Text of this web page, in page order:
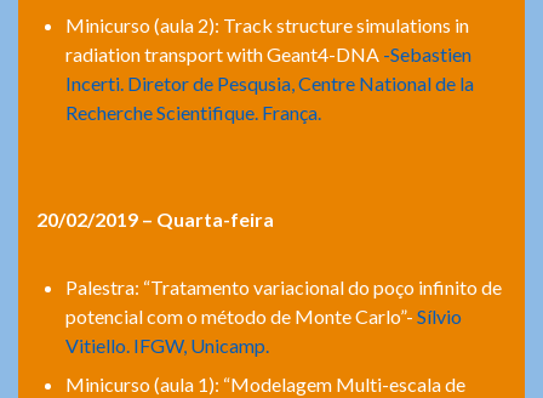
Minicurso (aula 2): Track structure simulations in
radiation transport with Geant4-DNA -Sebastien
Incerti. Diretor de Pesqusia, Centre National de la
Recherche Scientifique. França.
20/02/2019 – Quarta-feira
Palestra: “Tratamento variacional do poço infinito de
potencial com o método de Monte Carlo”- Sílvio
Vitiello. IFGW, Unicamp.
Minicurso (aula 1): “Modelagem Multi-escala de